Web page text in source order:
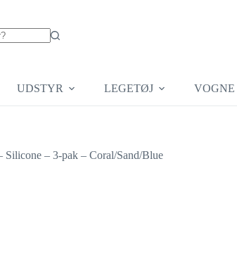
UDSTYR LEGETØJ VOGNE
Silicone – 3-pak – Coral/Sand/Blue